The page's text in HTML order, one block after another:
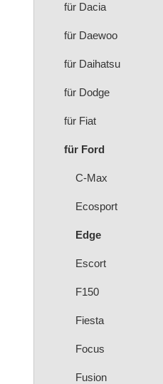
für Dacia
für Daewoo
für Daihatsu
für Dodge
für Fiat
für Ford
C-Max
Ecosport
Edge
Escort
F150
Fiesta
Focus
Fusion